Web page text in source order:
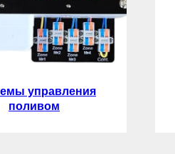
управления
поливом